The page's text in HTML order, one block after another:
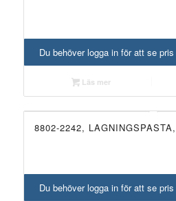
Du behöver logga in för att se pris
Läs mer
8802-2242,
Du behöver logga in för att se pris